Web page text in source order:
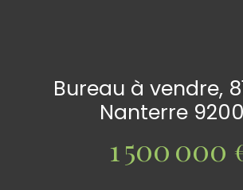
Bureau à vendre,
Nanterre
1 500 000